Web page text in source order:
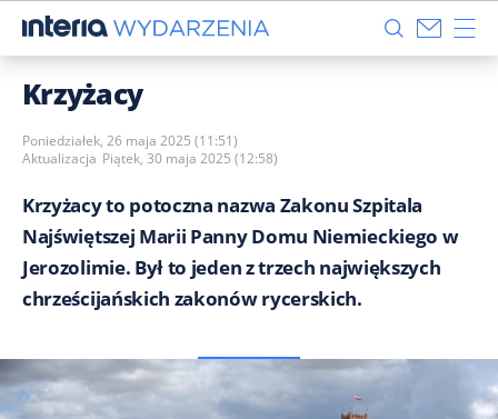
Krzyżacy
Poniedziałek, 26 maja 2025 (11:51)
Aktualizacja Piątek, 30 maja 2025 (12:58)
Krzyżacy to potoczna nazwa Zakonu Szpitala
Najświętszej Marii Panny Domu Niemieckiego w
Jerozolimie. Był to jeden z trzech największych
chrześcijańskich zakonów rycerskich.